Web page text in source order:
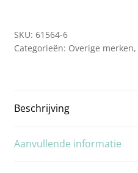
SKU: 61564-6
Categorieën: Overige merken,
Beschrijving
Aanvullende informatie